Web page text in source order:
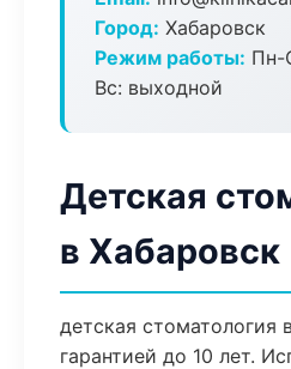
Город: Хабаровск
Режим работы: Пн-
Вс: выходной
Детская
в Хабаровск
детская стоматология
гарантией до 10 лет.